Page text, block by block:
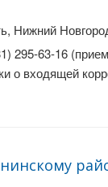
Нижний
295-63-16
о входящей